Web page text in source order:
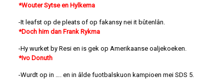
*Wouter Sytse en Hylkema
-It leafst op de pleats of op fakansy nei it bûtenlân.
*Doch him dan Frank Rykma
-Hy wurket by Resi en is gek op Amerikaanse oaljekoeken.
*Ivo Donuth
-Wurdt op in …. en in âlde fuotbalskuon kampioen mei SDS 5.